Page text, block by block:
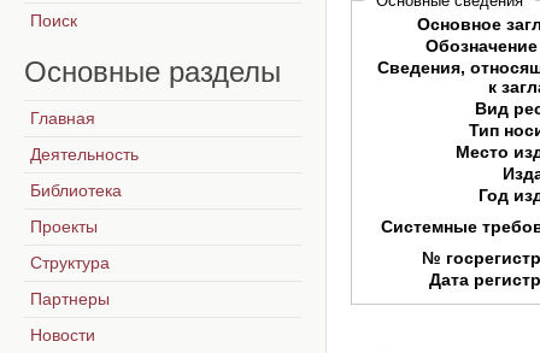
Основное
Сведения,
к
Вид
Тип
Место
Год
Системные
№
Дата
Поиск
Основные разделы
Главная
Деятельность
Библиотека
Проекты
Структура
Партнеры
Новости